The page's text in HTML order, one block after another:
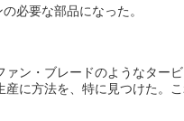
必要な部品になった。
ン・ブレードのようなター
に方法を、特に見つけた。